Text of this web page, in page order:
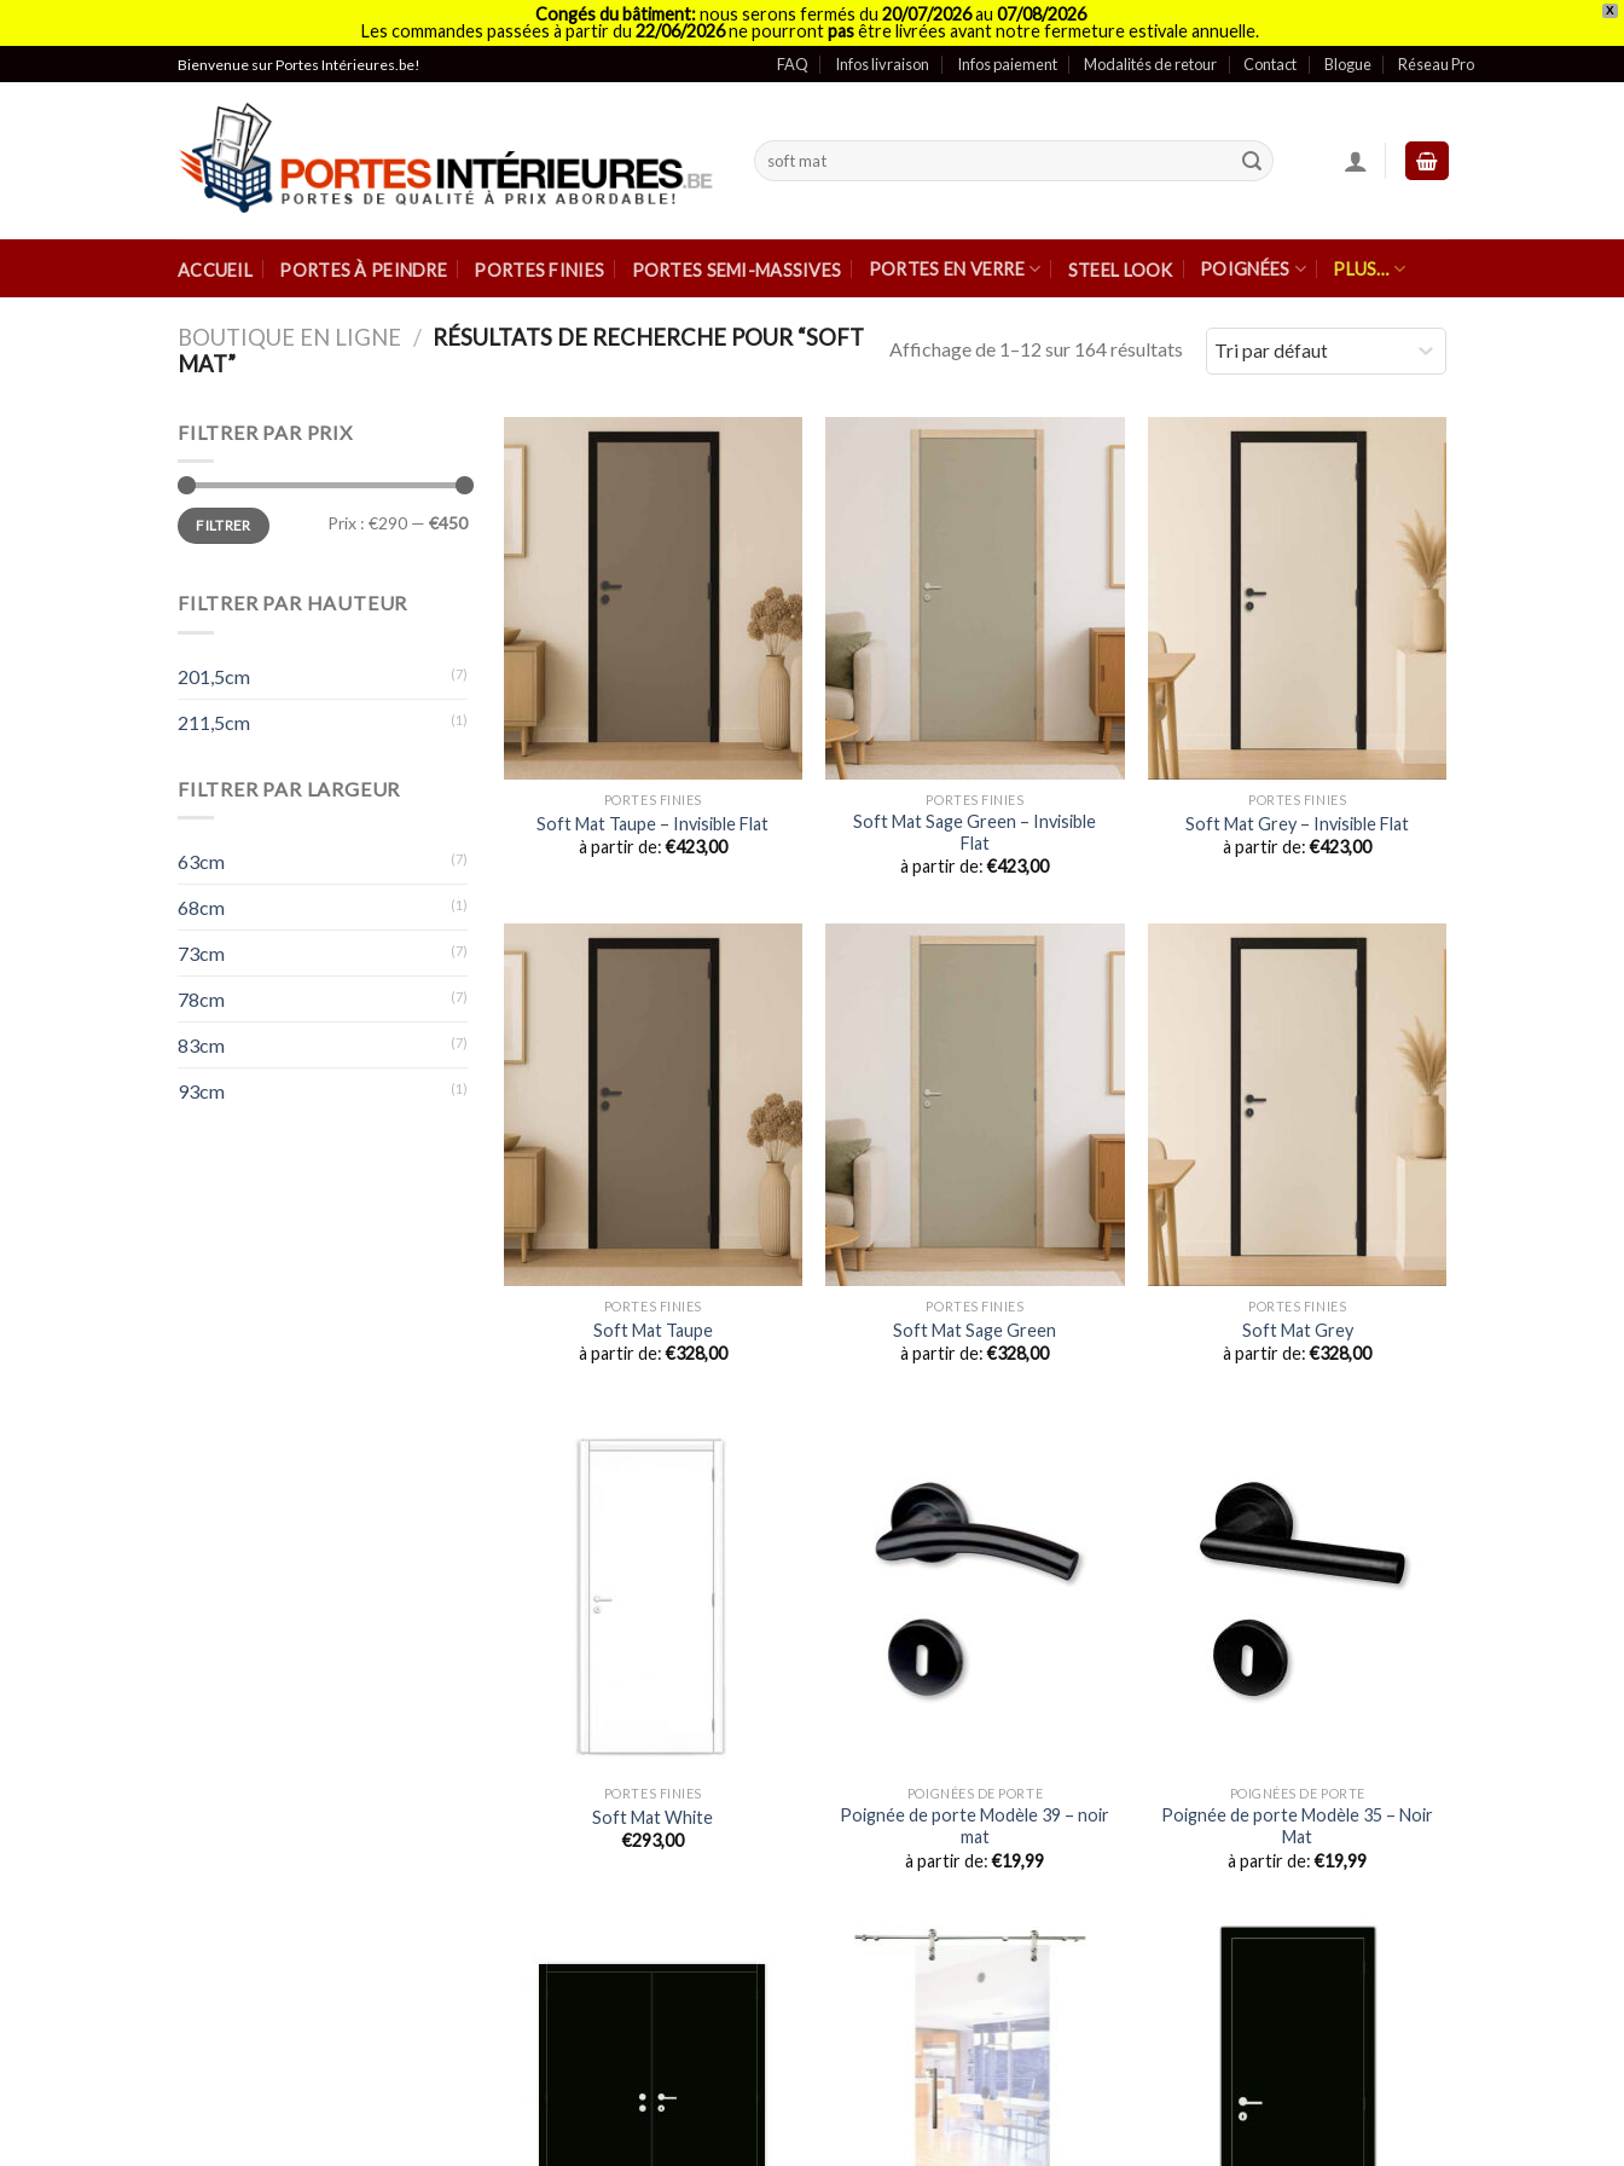
X
Congés du bâtiment:nous serons fermés du 20/07/2026au 07/08/2026
Les commandes passées à partir du 22/06/2026ne pourrontpasêtre livrées avant notre fermeture estivale annuelle.
to
Bienvenue sur Portes Intérieures.be! FAQ Infos livraison Infos paiement Modalités de retour Contact Blogue Réseau Pro
Recherche
pour :
ACCUEIL PORTES À PEINDRE PORTES FINIES PORTES SEMI-MASSIVES PORTES EN VERRE STEEL LOOK POIGNÉES PLUS…
BOUTIQUE EN LIGNE / RÉSULTATS DE RECHERCHE POUR “SOFT
MAT”
Affichage de 1–12 sur 164 résultats
FILTRER PAR PRIX
FILTRER Prix : €290 — €450
FILTRER PAR HAUTEUR
201,5cm (7)
211,5cm (1)
FILTRER PAR LARGEUR
63cm (7)
68cm (1)
73cm (7)
78cm (7)
83cm (7)
93cm (1)
PORTES FINIES
Soft Mat Taupe – Invisible Flat
à partir de:€423,00
PORTES FINIES
Soft Mat Sage Green – Invisible
Flat
à partir de:€423,00
PORTES FINIES
Soft Mat Grey – Invisible Flat
à partir de:€423,00
PORTES FINIES
Soft Mat Taupe
à partir de:€328,00
PORTES FINIES
Soft Mat Sage Green
à partir de:€328,00
PORTES FINIES
Soft Mat Grey
à partir de:€328,00
PORTES FINIES
Soft Mat White
€293,00
POIGNÉES DE PORTE
Poignée de porte Modèle 39 – noir
mat
à partir de:€19,99
POIGNÉES DE PORTE
Poignée de porte Modèle 35 – Noir
Mat
à partir de:€19,99